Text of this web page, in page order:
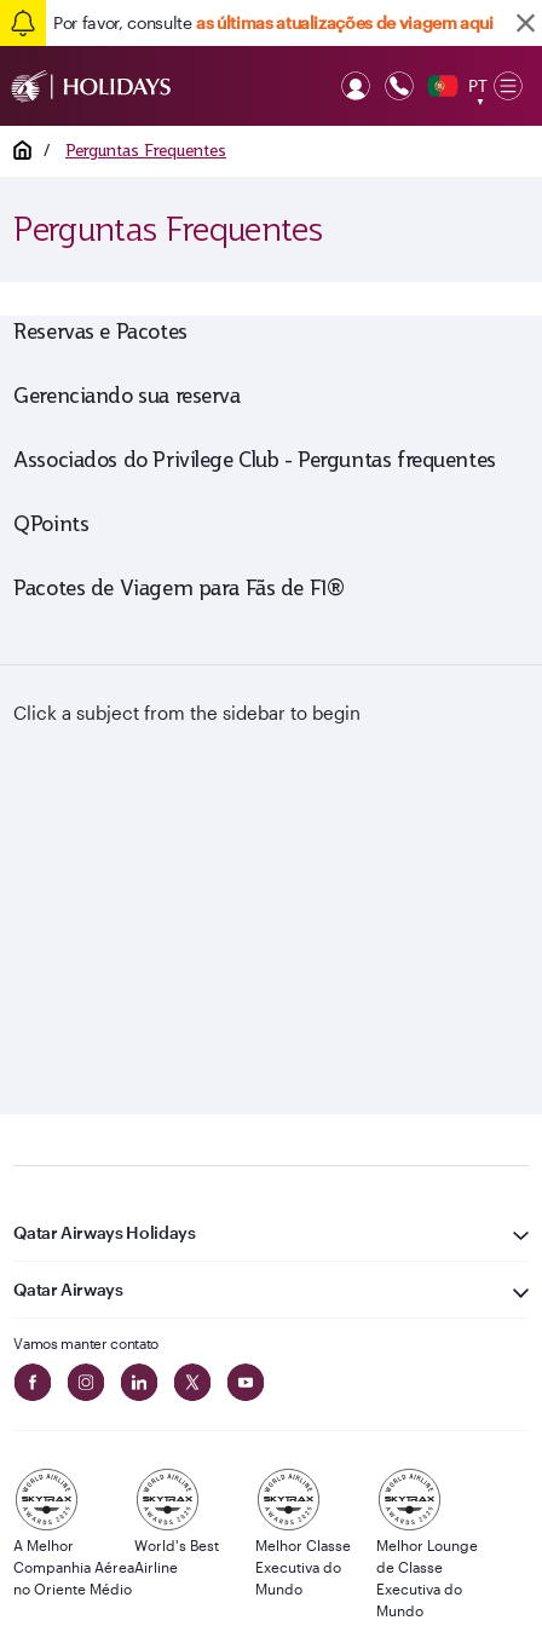
Por favor, consulteas últimas atualizações de viagem aqui
PT
▼
Home / Perguntas Frequentes
Perguntas Frequentes
Reservas e Pacotes
Gerenciando sua reserva
Associados do Privilege Club - Perguntas frequentes
QPoints
Pacotes de Viagem para Fãs de F1®
Click a subject from the sidebar to begin
Qatar Airways Holidays
Qatar Airways
Vamos manter contato
A Melhor
Companhia Aérea
no Oriente Médio
World's Best
Airline
Melhor Classe
Executiva do
Mundo
Melhor Lounge
de Classe
Executiva do
Mundo